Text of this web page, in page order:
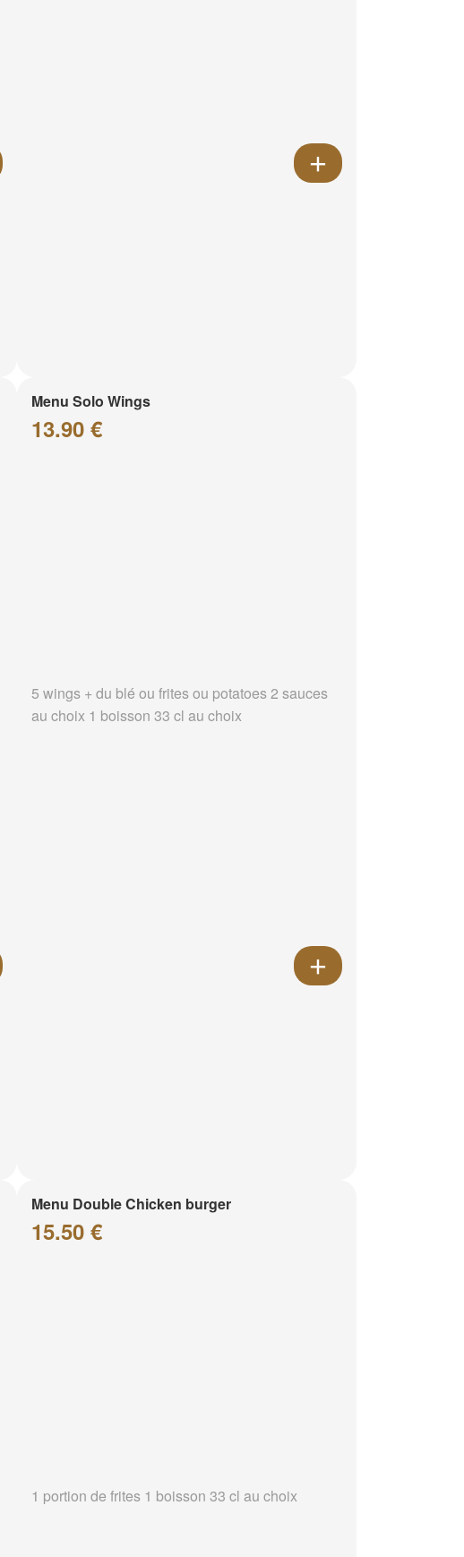
Menu Solo Wings
13.90 €
5 wings + du blé ou frites ou potatoes 2 sauces
au choix 1 boisson 33 cl au choix
Menu Double Chicken burger
15.50 €
1 portion de frites 1 boisson 33 cl au choix